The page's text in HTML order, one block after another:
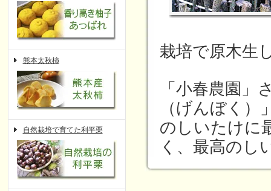
熊本太秋柿
自然栽培で育てた利平栗
栽培で原木生
「小春農園
（げんぼく
のしいたけに
く、最高のし